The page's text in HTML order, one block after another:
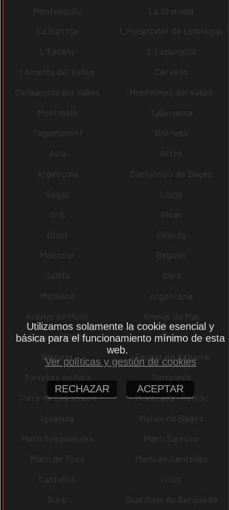
Montesquiu
La Granada
La Garriga
L´Hospitalet de Llobregat
L´Estany
L´Espunyola
l´Ametlla del Vallès
Cervelló
Cerdanyola del Vallès
Montornès del Vallès
Montmeló
Talamanca
Tagamanent
Borredà
Avià
Artés
Argençola
Castellnou de Bages
Sagàs
Lluçà
Orís
Olvan
Olost
Olivella
Montclar
Begues
Gallifa
Sora
Mediona
Argentona
Arenys de Munt
Arenys de Mar
Bigues i Riells
Berga
Bellprat
Aguilar de Segarra
Torrelles de Foix
Torrelavit
Torre de Claramunt
Montcada i Reixac
Igualada
Mateu de Bages
Martí Sesgueioles
Martí Sarroca
Martí de Tous
Martí de Centelles
Castellolí
rrius
Gurb
Guardiola de Berguedà
Utilizamos solamente la cookie esencial y
básica para el funcionamiento mínimo de esta
web.
Ver políticas y gestión de cookies
RECHAZAR ACEPTAR